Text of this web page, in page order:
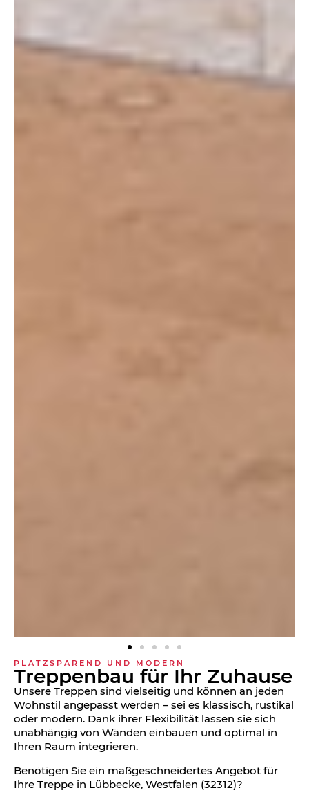
PLATZSPAREND UND MODERN
Treppen­bau für Ihr Zuhause
Unsere Treppen sind vielseitig und können an jeden
Wohnstil angepasst werden – sei es klassisch, rustikal
oder modern. Dank ihrer Flexibilität lassen sie sich
unabhängig von Wänden einbauen und optimal in
Ihren Raum integrieren.
Benötigen Sie ein maßgeschneidertes Angebot für
Ihre Treppe in Lübbecke, Westfalen (32312)?